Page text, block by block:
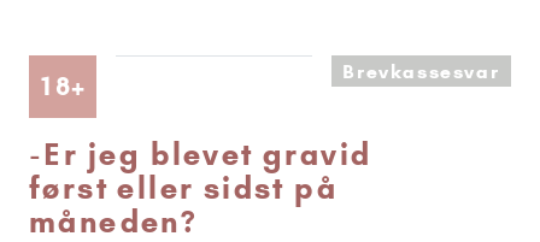
18+ Artikler anbefalet til 18+Brevkassesvar
-Er jeg blevet gravid
først eller sidst på
måneden?